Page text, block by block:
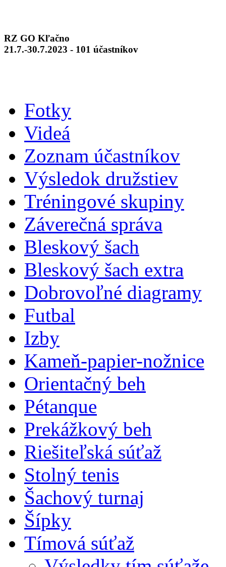
RZ GO Kľačno
21.7.-30.7.2023 - 101 účastníkov
Fotky
Videá
Zoznam účastníkov
Výsledok družstiev
Tréningové skupiny
Záverečná správa
Bleskový šach
Bleskový šach extra
Dobrovoľné diagramy
Futbal
Izby
Kameň-papier-nožnice
Orientačný beh
Pétanque
Prekážkový beh
Riešiteľská súťaž
Stolný tenis
Šachový turnaj
Šípky
Tímová súťaž